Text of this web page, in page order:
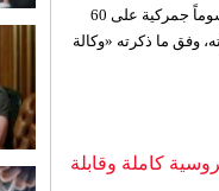
إدارة دونالد ترمب، الاثنين، على خلفية فرضه رسوماً جمركية على 60
وفق ما ذكرته «وكالة
كاملة وقابلة